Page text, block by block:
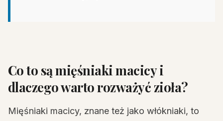
Co to są mięśniaki macicy i
dlaczego warto rozważyć zioła?
Mięśniaki macicy, znane też jako włókniaki, to